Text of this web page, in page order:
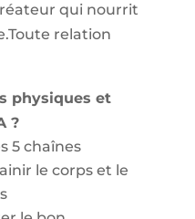
qui nourrit
relation
physiques et
?
5 chaînes
le corps et le